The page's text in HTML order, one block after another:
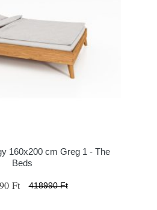
160x200 cm Greg 1 - The
Beds
Ft 418990 Ft